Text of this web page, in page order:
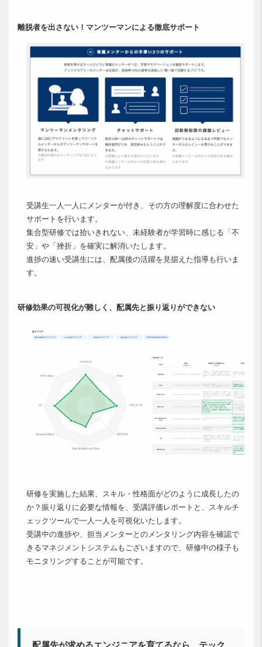
離脱者を出さない！マンツーマンによる徹底サポート
受講生一人一人にメンターが付き、その方の理解度に合わせた
サポートを行います。
集合型研修では拾いきれない、未経験者が学習時に感じる「不
安」や「挫折」を確実に解消いたします。
進捗の速い受講生には、配属後の活躍を見据えた指導も行いま
す。
研修効果の可視化が難しく、配属先と振り返りができない
研修を実施した結果、スキル・性格面がどのように成長したの
か？振り返りに必要な情報を、受講評価レポートと、スキルチ
ェックツールで一人一人を可視化いたします。
受講中の進捗や、担当メンターとのメンタリング内容を確認で
きるマネジメントシステムもございますので、研修中の様子も
モニタリングすることが可能です。
配属先が求めるエンジニアを育てるなら、テック